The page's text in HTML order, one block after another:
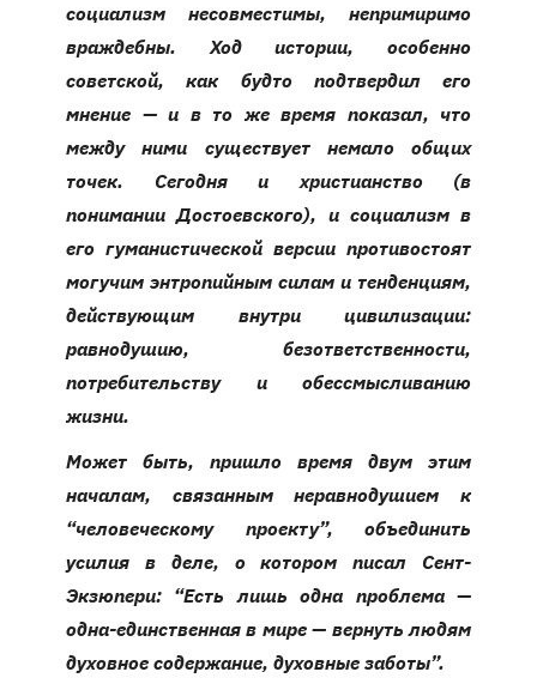
социализм несовместимы, непримиримо
враждебны. Ход истории, особенно
советской, как будто подтвердил его
мнение — и в то же время показал, что
между ними существует немало общих
точек. Сегодня и христианство (в
понимании Достоевского), и социализм в
его гуманистической версии противостоят
могучим энтропийным силам и тенденциям,
действующим внутри цивилизации:
равнодушию, безответственности,
потребительству и обессмысливанию
жизни.
Может быть, пришло время двум этим
началам, связанным неравнодушием к
“человеческому проекту”, объединить
усилия в деле, о котором писал Сент-
Экзюпери: “Есть лишь одна проблема —
одна-единственная в мире — вернуть людям
духовное содержание, духовные заботы”.